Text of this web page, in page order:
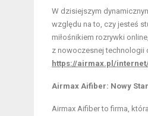
W dzisiejszym
względu na to, czy jesteś
miłośnikiem rozrywki
z nowoczesnej technologii
https://airmax.pl/
Airmax Aifiber: Nowy
Airmax Aifiber to firma,